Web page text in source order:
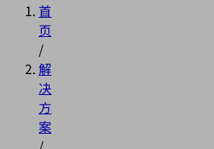
首
页
/
解
决
方
案